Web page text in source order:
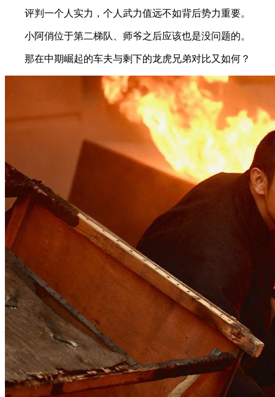
评判一个人实力，个人武力值远不如背后势力重要。
小阿俏位于第二梯队、师爷之后应该也是没问题的。
那在中期崛起的车夫与剩下的龙虎兄弟对比又如何？